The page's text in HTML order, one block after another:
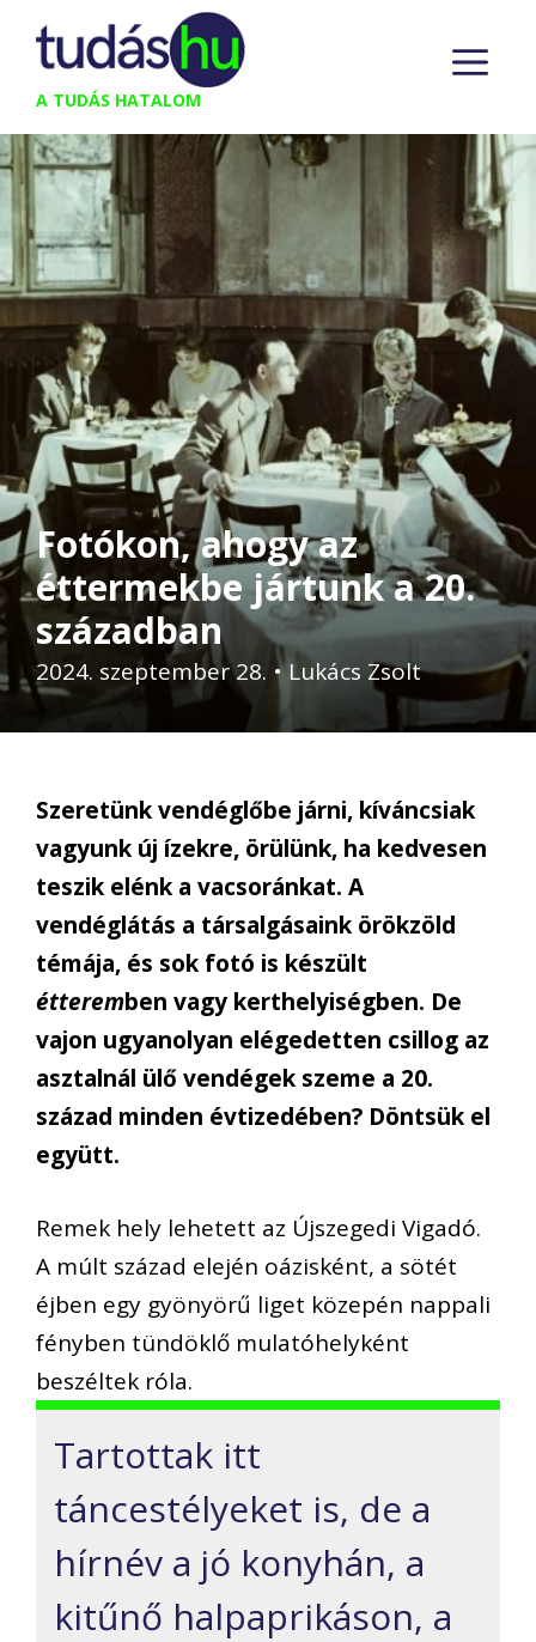
Kilépés
tartalomba
A TUDÁS HATALOM
Fotókon, ahogy az
éttermekbe jártunk a 20.
században
2024. szeptember 28. •Lukács Zsolt
Szeretünk vendéglőbe járni, kíváncsiak
vagyunk új ízekre, örülünk, ha kedvesen
teszik elénk a vacsoránkat. A
vendéglátás a társalgásaink örökzöld
témája, és sok fotó is készült
étteremben vagy kerthelyiségben. De
vajon ugyanolyan elégedetten csillog az
asztalnál ülő vendégek szeme a 20.
század minden évtizedében? Döntsük el
együtt.
Remek hely lehetett az Újszegedi Vigadó.
A múlt század elején oázisként, a sötét
éjben egy gyönyörű liget közepén nappali
fényben tündöklő mulatóhelyként
beszéltek róla.
Tartottak itt
táncestélyeket is, de a
hírnév a jó konyhán, a
kitűnő halpaprikáson, a